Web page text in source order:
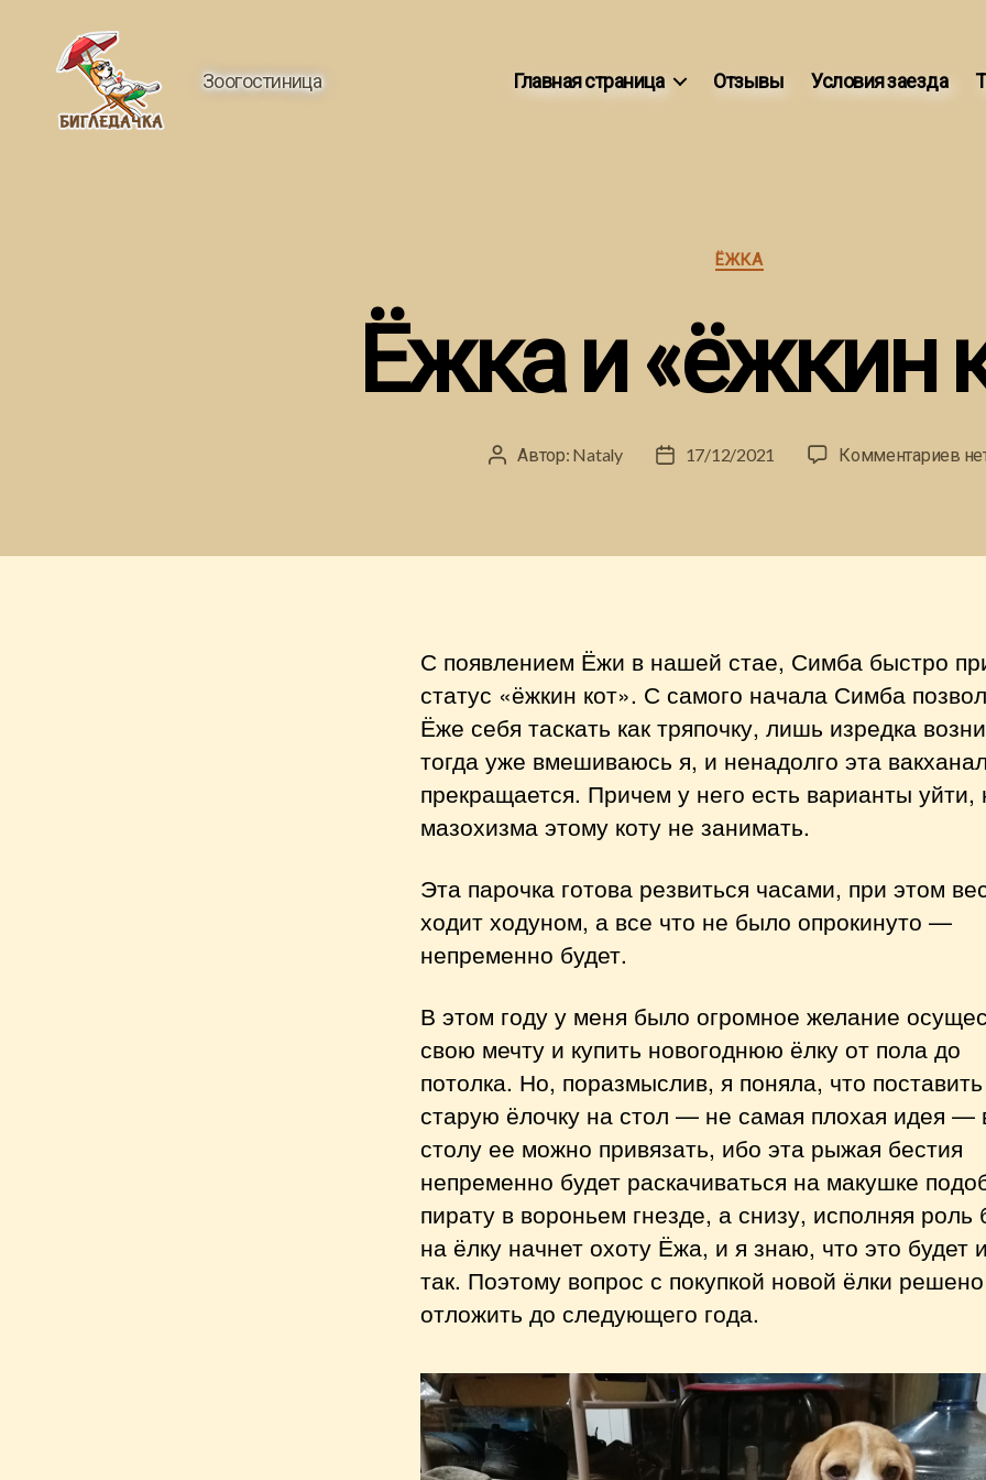
Зоогостиница Главная страница Отзывы Условия заезда
Рубрики
ЁЖКА
Ёжка и «ёжкин
Автор
Автор: Nataly
Дата17/12/2021 Комментариевк
С появлением Ёжи в нашей стае, Симба быстро
статус «ёжкин кот». С самого начала Симба
Ёже себя таскать как тряпочку, лишь изредка
тогда уже вмешиваюсь я, и ненадолго эта
прекращается. Причем у него есть варианты уйти,
мазохизма этому коту не занимать.
Эта парочка готова резвиться часами, при этом
ходит ходуном, а все что не было опрокинуто —
непременно будет.
В этом году у меня было огромное желание
свою мечту и купить новогоднюю ёлку от пола до
потолка. Но, поразмыслив, я поняла, что поставить
старую ёлочку на стол — не самая плохая идея —
столу ее можно привязать, ибо эта рыжая бестия
непременно будет раскачиваться на макушке
пирату в вороньем гнезде, а снизу, исполняя роль
на ёлку начнет охоту Ёжа, и я знаю, что это будет
так. Поэтому вопрос с покупкой новой ёлки решено
отложить до следующего года.